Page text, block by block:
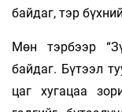
байдаг, тэр
Мөн тэрбээр
байдаг. Бүтээл
цаг хугацаа